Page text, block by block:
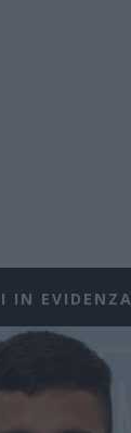
IN EVIDENZA